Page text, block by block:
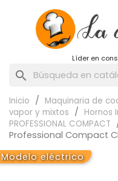
Líder en
search
Inicio Maquinaria de
vapor y mixtos
Hornos
PROFESSIONAL COMPACT
Professional Compact
Modelo eléctrico